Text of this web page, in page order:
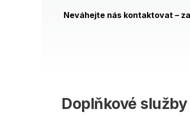
Neváhejte nás kontaktovat –
Doplňkové služby